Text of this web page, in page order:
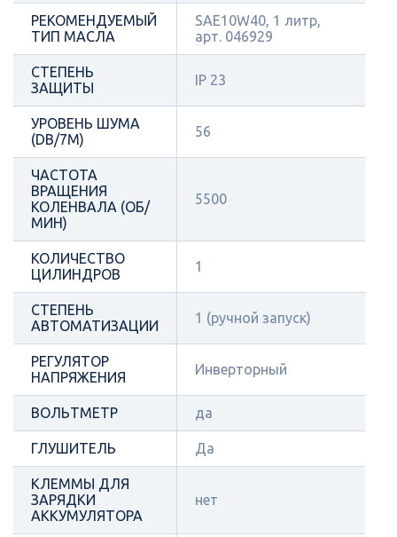
РЕКОМЕНДУЕМЫЙ
ТИП МАСЛА
SAE10W40, 1 литр,
арт. 046929
СТЕПЕНЬ
ЗАЩИТЫ
IP 23
УРОВЕНЬ ШУМА
(DB/7М)
56
ЧАСТОТА
ВРАЩЕНИЯ
КОЛЕНВАЛА (ОБ/
МИН)
5500
КОЛИЧЕСТВО
ЦИЛИНДРОВ
1
СТЕПЕНЬ
АВТОМАТИЗАЦИИ
1 (ручной запуск)
РЕГУЛЯТОР
НАПРЯЖЕНИЯ
Инверторный
ВОЛЬТМЕТР да
ГЛУШИТЕЛЬ Да
КЛЕММЫ ДЛЯ
ЗАРЯДКИ
АККУМУЛЯТОРА
нет